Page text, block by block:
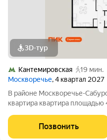
3D-тур
Кантемировская
19 мин.
Москворечье, 4 квартал 2027
В районе Москворечье-
квартира квартира площадью
расположение 18 минут
«Каширская» и 19 минут до
Позвонить